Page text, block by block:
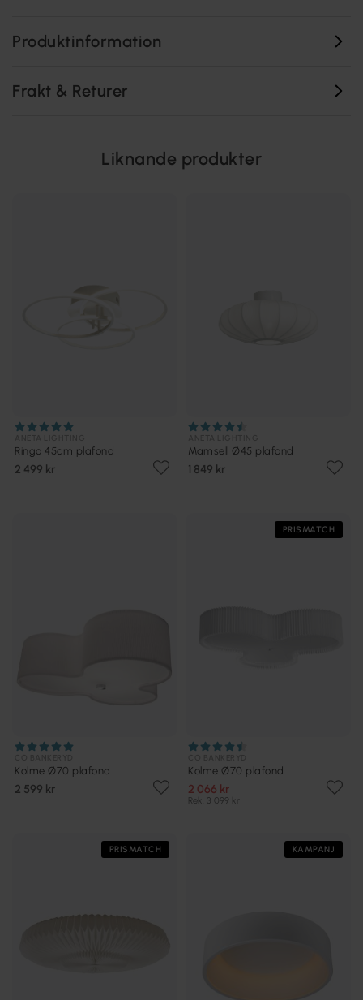
Produktinformation
Frakt & Returer
Liknande produkter
Ringo 45cm plafond
2 499 kr
Mamsell Ø45 plafond
1 849 kr
Kolme Ø70 plafond
2 599 kr
PRISMATCH
Kolme Ø70 plafond
2 066 kr
Rek. 3 099 kr
PRISMATCH KAMPANJ